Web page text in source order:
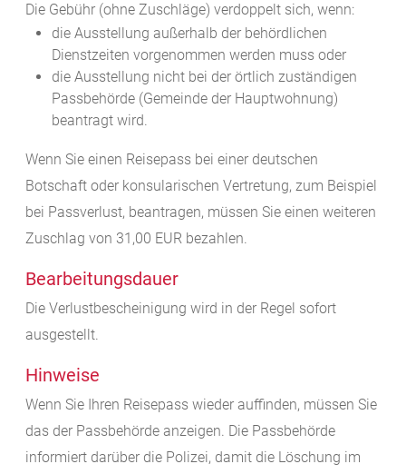
Die Gebühr (ohne Zuschläge) verdoppelt sich, wenn:
die Ausstellung außerhalb der behördlichen
Dienstzeiten vorgenommen werden muss oder
die Ausstellung nicht bei der örtlich zuständigen
Passbehörde (Gemeinde der Hauptwohnung)
beantragt wird.
Wenn Sie einen Reisepass bei einer deutschen
Botschaft oder konsularischen Vertretung, zum Beispiel
bei Passverlust, beantragen, müssen Sie einen weiteren
Zuschlag von 31,00 EUR bezahlen.
Bearbeitungsdauer
Die Verlustbescheinigung wird in der Regel sofort
ausgestellt.
Hinweise
Wenn Sie Ihren Reisepass wieder auffinden, müssen Sie
das der Passbehörde anzeigen. Die Passbehörde
informiert darüber die Polizei, damit die Löschung im